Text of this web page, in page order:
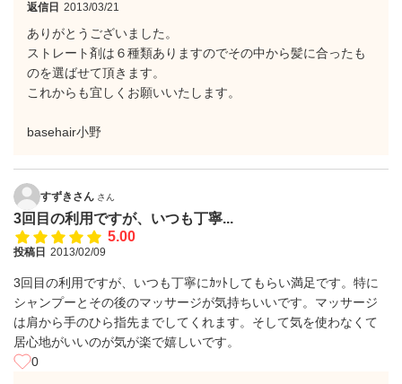
返信日 2013/03/21
ありがとうございました。
ストレート剤は６種類ありますのでその中から髪に合ったも
のを選ばせて頂きます。
これからも宜しくお願いいたします。
basehair小野
すずきさん さん
3回目の利用ですが、いつも丁寧...
5.00
投稿日 2013/02/09
3回目の利用ですが、いつも丁寧にｶｯﾄしてもらい満足です。特に
シャンプーとその後のマッサージが気持ちいいです。マッサージ
は肩から手のひら指先までしてくれます。そして気を使わなくて
居心地がいいのが気が楽で嬉しいです。
0